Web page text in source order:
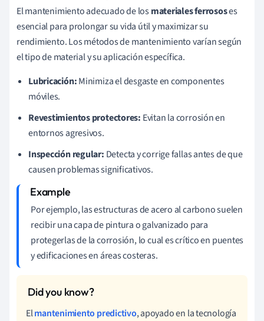
El mantenimiento adecuado de losmateriales ferrososes
esencial para prolongar su vida útil y maximizar su
rendimiento. Los métodos de mantenimiento varían según
el tipo de material y su aplicación específica.
Lubricación:Minimiza el desgaste en componentes
móviles.
Revestimientos protectores: Evitan la corrosión en
entornos agresivos.
Inspección regular: Detecta y corrige fallas antes de que
causen problemas significativos.
Por ejemplo, las estructuras de acero al carbono suelen
recibir una capa de pintura o galvanizado para
protegerlas de la corrosión, lo cual es crítico en puentes
y edificaciones en áreas costeras.
Elmantenimiento predictivo, apoyado en la tecnología